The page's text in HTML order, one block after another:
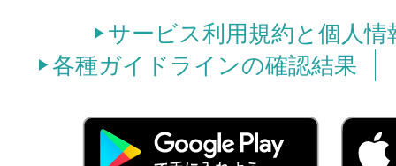
サービス利用規約と個人
各種ガイドラインの確認結果